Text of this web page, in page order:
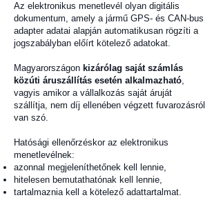
Az elektronikus menetlevél olyan digitális
dokumentum, amely a jármű GPS- és CAN-bus
adapter adatai alapján automatikusan rögzíti a
jogszabályban előírt kötelező adatokat.
Magyarországon kizárólag saját számlás
közúti áruszállítás esetén alkalmazható,
vagyis amikor a vállalkozás saját áruját
szállítja, nem díj ellenében végzett fuvarozásról
van szó.
Hatósági ellenőrzéskor az elektronikus
menetlevélnek:
azonnal megjeleníthetőnek kell lennie,
hitelesen bemutathatónak kell lennie,
tartalmaznia kell a kötelező adattartalmat.